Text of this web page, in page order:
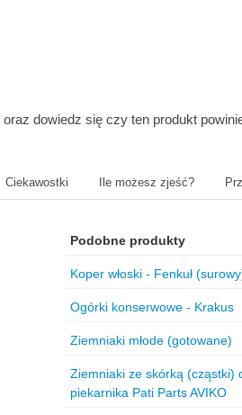
oraz dowiedz się czy ten produkt
Ciekawostki Ile możesz zjeść?
Podobne produkty
Koper włoski - Fenkuł
Ogórki konserwowe - Krakus
Ziemniaki młode (gotowane)
Ziemniaki ze skórką (cząstki)
piekarnika Pati Parts AVIKO